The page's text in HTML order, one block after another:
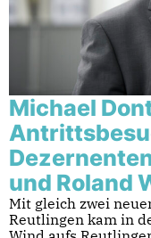
Michael
und Roland
Mit gleich zwei
Reutlingen kam in